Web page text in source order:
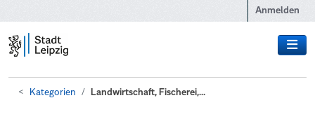
Anmelden
Kategorien Landwirtschaft, Fischerei,...